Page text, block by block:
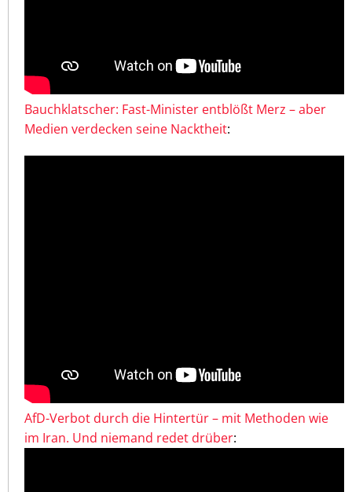
Bauchklatscher: Fast-Minister entblößt Merz – aber
Medien verdecken seine Nacktheit:
AfD-Verbot durch die Hintertür – mit Methoden wie
im Iran. Und niemand redet drüber: